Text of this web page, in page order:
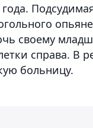
своему
справа. В
больницу.